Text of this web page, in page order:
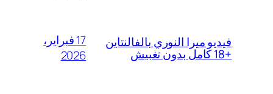
فيديو ميرا النوري بالفالنتاين
+18 كامل بدون تغبيش
17 فبراير،
2026